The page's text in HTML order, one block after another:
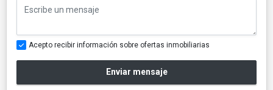
Acepto recibir información sobre ofertas inmobiliarias
Enviar mensaje